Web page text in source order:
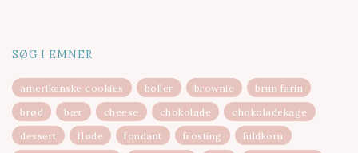
SØG I EMNER
amerikanske cookies boller brownie
brun farin
brød
bær cheese chokolade
chokoladekage
dessert
fløde fondant frosting
fuldkorn